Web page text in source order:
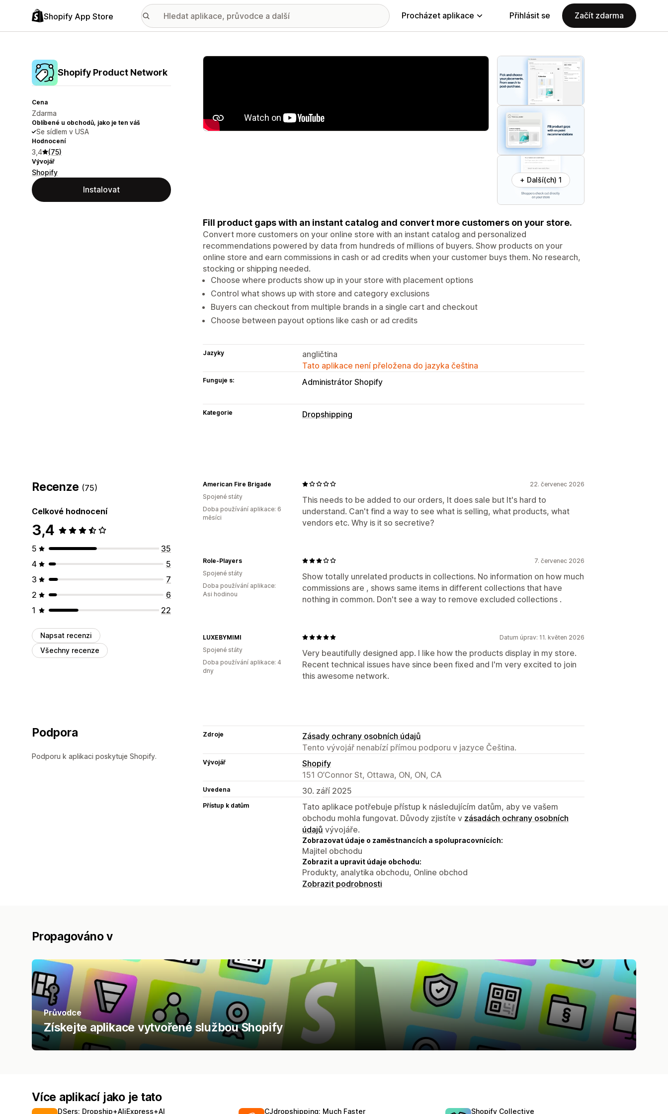
Shopify App Store Procházet aplikace Přihlásit se Začít zdarma
Shopify Product Network
Cena
Zdarma
Oblíbené u obchodů, jako je ten váš
Se sídlem v USA
Hodnocení
3,4 (75)
Vývojář
Shopify
Instalovat
Galerie propagovaných obrázků
+ Další(ch) 1
Fill product gaps with an instant catalog and convert more customers on your store.
Convert more customers on your online store with an instant catalog and personalized
recommendations powered by data from hundreds of millions of buyers. Show products on your
online store and earn commissions in cash or ad credits when your customer buys them. No research,
stocking or shipping needed.
Choose where products show up in your store with placement options
Control what shows up with store and category exclusions
Buyers can checkout from multiple brands in a single cart and checkout
Choose between payout options like cash or ad credits
Jazyky
angličtina
Tato aplikace není přeložena do jazyka čeština
Funguje s: Administrátor Shopify
Kategorie Dropshipping
Recenze (75)
Celkové hodnocení
3,4
5
35
4
5
3
7
2
6
1
22
Napsat recenzi
Všechny recenze
22. červenec 2026
This needs to be added to our orders, It does sale but It's hard to
understand. Can't find a way to see what is selling, what products, what
vendors etc. Why is it so secretive?
American Fire Brigade
Spojené státy
Doba používání aplikace: 6
měsíci
7. červenec 2026
Show totally unrelated products in collections. No information on how much
commissions are , shows same items in different collections that have
nothing in common. Don't see a way to remove excluded collections .
Role-Players
Spojené státy
Doba používání aplikace:
Asi hodinou
Datum úprav: 11. květen 2026
Very beautifully designed app. I like how the products display in my store.
Recent technical issues have since been fixed and I'm very excited to join
this awesome network.
LUXEBYMIMI
Spojené státy
Doba používání aplikace: 4
dny
Podpora
Podporu k aplikaci poskytuje Shopify.
Zdroje
Zásady ochrany osobních údajů
Tento vývojář nenabízí přímou podporu v jazyce Čeština.
Vývojář
Shopify
151 O’Connor St, Ottawa, ON, ON, CA
Uvedena 30. září 2025
Přístup k datům
Tato aplikace potřebuje přístup k následujícím datům, aby ve vašem
obchodu mohla fungovat. Důvody zjistíte v zásadách ochrany osobních
údajů vývojáře.
Zobrazovat údaje o zaměstnancích a spolupracovnících:
Majitel obchodu
Zobrazit a upravit údaje obchodu:
Produkty, analytika obchodu, Online obchod
Zobrazit podrobnosti
Propagováno v
Průvodce
Získejte aplikace vytvořené službou Shopify
Více aplikací jako je tato
DSers: Dropship+AliExpress+AI CJdropshipping: Much Faster Shopify Collective